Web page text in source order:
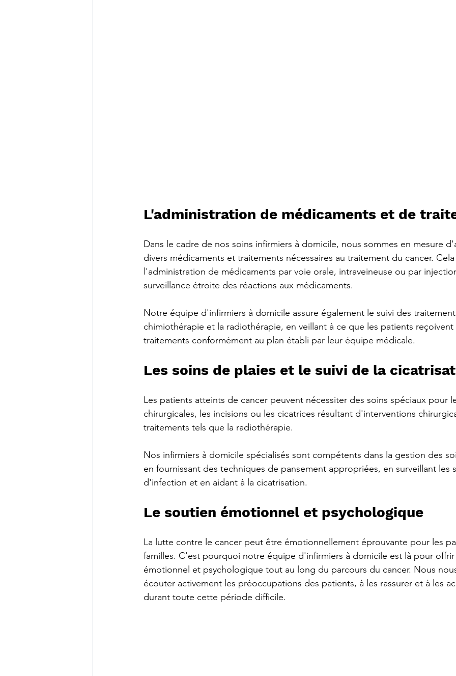
L'administration de médicaments et de
Dans le cadre de nos soins infirmiers à domicile, nous sommes en mesure
divers médicaments et traitements nécessaires au traitement du cancer.
l'administration de médicaments par voie orale, intraveineuse ou par
surveillance étroite des réactions aux médicaments.
Notre équipe d'infirmiers à domicile assure également le suivi des
chimiothérapie et la radiothérapie, en veillant à ce que les patients reçoivent
traitements conformément au plan établi par leur équipe médicale.
Les soins de plaies et le suivi de la
Les patients atteints de cancer peuvent nécessiter des soins spéciaux pour
chirurgicales, les incisions ou les cicatrices résultant d'interventions
traitements tels que la radiothérapie.
Nos infirmiers à domicile spécialisés sont compétents dans la gestion des
en fournissant des techniques de pansement appropriées, en surveillant les
d'infection et en aidant à la cicatrisation.
Le soutien émotionnel et psychologique
La lutte contre le cancer peut être émotionnellement éprouvante pour les
familles. C'est pourquoi notre équipe d'infirmiers à domicile est là pour
émotionnel et psychologique tout au long du parcours du cancer. Nous
écouter activement les préoccupations des patients, à les rassurer et à les
durant toute cette période difficile.